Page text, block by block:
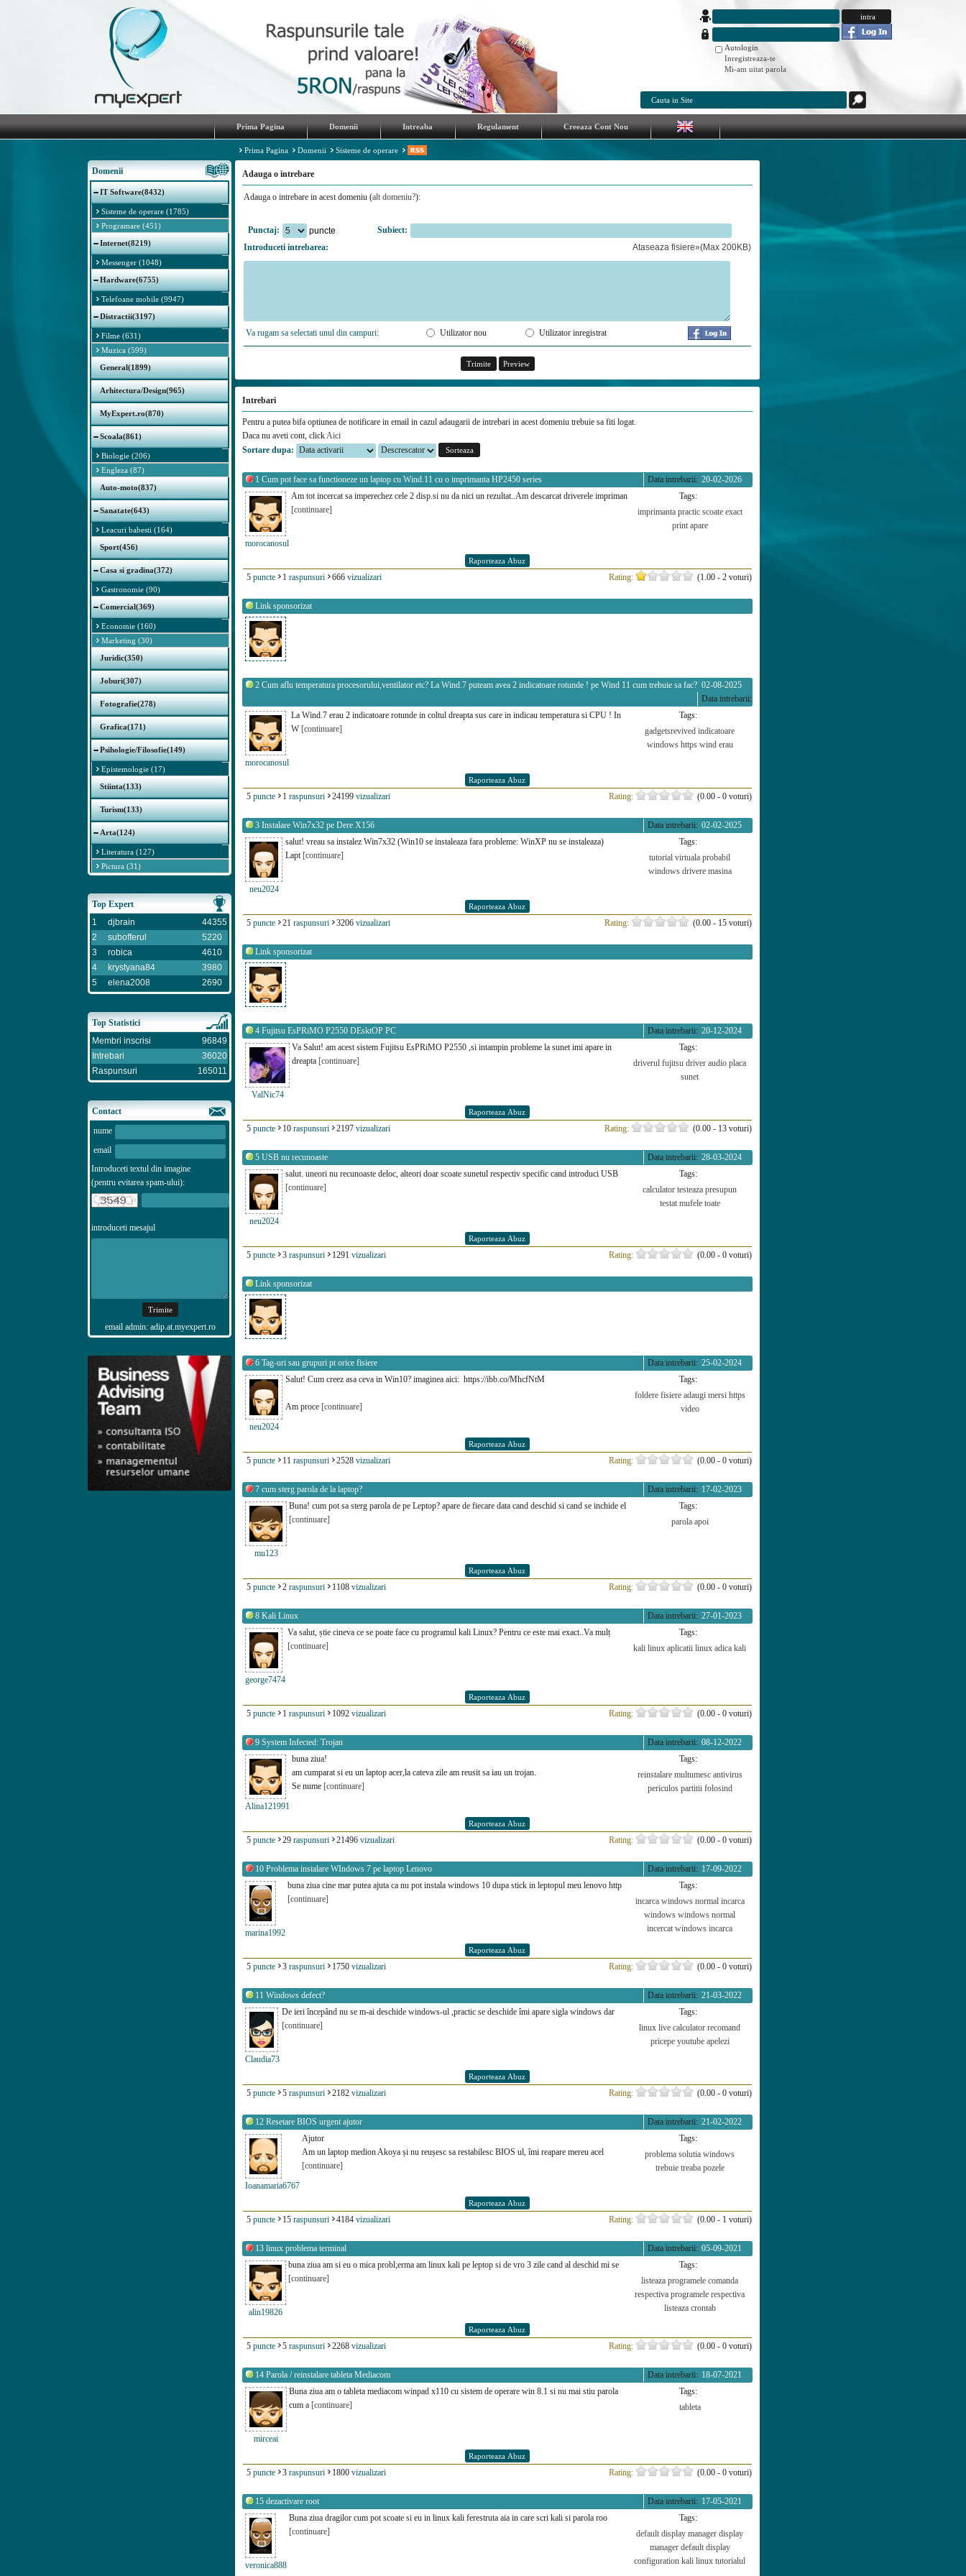
Autologin
Inregistreaza-te
Mi-am uitat parola
Prima Pagina Domenii Intreaba Regulament Creeaza Cont Nou
Domenii
IT Software(8432)
Sisteme de operare (1785)
Programare (451)
Internet(8219)
Messenger (1048)
Hardware(6755)
Telefoane mobile (9947)
Distractii(3197)
Filme (631)
Muzica (599)
General(1899)
Arhitectura/Design(965)
MyExpert.ro(870)
Scoala(861)
Biologie (206)
Engleza (87)
Auto-moto(837)
Sanatate(643)
Leacuri babesti (164)
Sport(456)
Casa si gradina(372)
Gastronomie (90)
Comercial(369)
Economie (160)
Marketing (30)
Juridic(350)
Joburi(307)
Fotografie(278)
Grafica(171)
Psihologie/Filosofie(149)
Epistemologie (17)
Stiinta(133)
Turism(133)
Arta(124)
Literatura (127)
Pictura (31)
Top Expert
1
djbrain
44355
2
subofferul
5220
3
robica
4610
4
krystyana84
3980
5
elena2008 2690
Top Statistici
Membri inscrisi
96849
Intrebari
36020
Raspunsuri
165011
Contact
nume
email
Introduceti textul din imagine
(pentru evitarea spam-ului):
introduceti mesajul
email admin: adip.at.myexpert.ro
Prima Pagina Domenii Sisteme de operare
Adauga o intrebare
Adauga o intrebare in acest domeniu (alt domeniu?):
Punctaj: puncte
Subiect:
Introduceti intrebarea:
Ataseaza fisiere»(Max 200KB)
Va rugam sa selectati unul din campuri: Utilizator nou Utilizator inregistrat
Intrebari
Pentru a putea bifa optiunea de notificare in email in cazul adaugarii de intrebari in acest domeniu trebuie sa fiti logat.
Daca nu aveti cont, clickAici
Sortare dupa:
1 Cum pot face sa functioneze un laptop cu Wind.11 cu o imprimanta HP2450 series 20-02-2026
Data intrebarii:
morocanosul
Am tot incercat sa imperechez cele 2 disp.si nu da nici un rezultat..Am descarcat driverele impriman
[continuare]
Tags:
imprimanta practic scoate exact
print apare
5 puncte 1 raspunsuri 666 vizualizari (1.00 - 2 voturi)
Rating:
Link sponsorizat
2 Cum aflu temperatura procesorului,ventilator etc? La Wind.7 puteam avea 2 indicatoare rotunde ! pe Wind 11 cum trebuie sa fac? 02-08-2025
Data intrebarii:
morocanosul
La Wind.7 erau 2 indicatoare rotunde in coltul dreapta sus care in indicau temperatura si CPU ! In
W [continuare]
Tags:
gadgetsrevived indicatoare
windows https wind erau
5 puncte 1 raspunsuri 24199 vizualizari (0.00 - 0 voturi)
Rating:
3 Instalare Win7x32 pe Dere X156 02-02-2025
Data intrebarii:
neu2024
salut! vreau sa instalez Win7x32 (Win10 se instaleaza fara probleme: WinXP nu se instaleaza)
Lapt [continuare]
Tags:
tutorial virtuala probabil
windows drivere masina
5 puncte 21 raspunsuri 3206 vizualizari (0.00 - 15 voturi)
Rating:
Link sponsorizat
4 Fujitsu EsPRiMO P2550 DEsktOP PC 20-12-2024
Data intrebarii:
ValNic74
Va Salut! am acest sistem Fujitsu EsPRiMO P2550 ,si intampin probleme la sunet imi apare in
dreapta [continuare]
Tags:
driverul fujitsu driver audio placa
sunet
5 puncte 10 raspunsuri 2197 vizualizari (0.00 - 13 voturi)
Rating:
5 USB nu recunoaste 28-03-2024
Data intrebarii:
neu2024
salut. uneori nu recunoaste deloc, alteori doar scoate sunetul respectiv specific cand introduci USB
[continuare]
Tags:
calculator testeaza presupun
testat mufele toate
5 puncte 3 raspunsuri 1291 vizualizari (0.00 - 0 voturi)
Rating:
Link sponsorizat
6 Tag-uri sau grupuri pt orice fisiere 25-02-2024
Data intrebarii:
neu2024
Salut! Cum creez asa ceva in Win10? imaginea aici: https://ibb.co/MhcfNtM
Am proce [continuare]
Tags:
foldere fisiere adaugi mersi https
video
5 puncte 11 raspunsuri 2528 vizualizari (0.00 - 0 voturi)
Rating:
7 cum sterg parola de la laptop? 17-02-2023
Data intrebarii:
mu123
Buna! cum pot sa sterg parola de pe Leptop? apare de fiecare data cand deschid si cand se inchide el
[continuare]
Tags:
parola apoi
5 puncte 2 raspunsuri 1108 vizualizari (0.00 - 0 voturi)
Rating:
8 Kali Linux 27-01-2023
Data intrebarii:
george7474
Va salut, știe cineva ce se poate face cu programul kali Linux? Pentru ce este mai exact..Va mulț
[continuare]
Tags:
kali linux aplicatii linux adica kali
5 puncte 1 raspunsuri 1092 vizualizari (0.00 - 0 voturi)
Rating:
9 System Infected: Trojan 08-12-2022
Data intrebarii:
Alina121991
buna ziua!
am cumparat si eu un laptop acer,la cateva zile am reusit sa iau un trojan.
Se nume [continuare]
Tags:
reinstalare multumesc antivirus
periculos partitii folosind
5 puncte 29 raspunsuri 21496 vizualizari (0.00 - 0 voturi)
Rating:
10 Problema instalare WIndows 7 pe laptop Lenovo 17-09-2022
Data intrebarii:
marina1992
buna ziua cine mar putea ajuta ca nu pot instala windows 10 dupa stick in leptopul meu lenovo http
[continuare]
Tags:
incarca windows normal incarca
windows windows normal
incercat windows incarca
5 puncte 3 raspunsuri 1750 vizualizari (0.00 - 0 voturi)
Rating:
11 Windows defect? 21-03-2022
Data intrebarii:
Claudia73
De ieri începând nu se m-ai deschide windows-ul ,practic se deschide îmi apare sigla windows dar
[continuare]
Tags:
linux live calculator recomand
pricepe youtube apelezi
5 puncte 5 raspunsuri 2182 vizualizari (0.00 - 0 voturi)
Rating:
12 Resetare BIOS urgent ajutor 21-02-2022
Data intrebarii:
Ioanamaria6767
Ajutor
Am un laptop medion Akoya și nu reușesc sa restabilesc BIOS ul, îmi reapare mereu acel
[continuare]
Tags:
problema solutia windows
trebuie treaba pozele
5 puncte 15 raspunsuri 4184 vizualizari (0.00 - 1 voturi)
Rating:
13 linux problema terminal 05-09-2021
Data intrebarii:
alin19826
buna ziua am si eu o mica probl;erma am linux kali pe leptop si de vro 3 zile cand al deschid mi se
[continuare]
Tags:
listeaza programele comanda
respectiva programele respectiva
listeaza crontab
5 puncte 5 raspunsuri 2268 vizualizari (0.00 - 0 voturi)
Rating:
14 Parola / reinstalare tableta Mediacom 18-07-2021
Data intrebarii:
mirceai
Buna ziua am o tableta mediacom winpad x110 cu sistem de operare win 8.1 si nu mai stiu parola
cum a [continuare]
Tags:
tableta
5 puncte 3 raspunsuri 1800 vizualizari (0.00 - 0 voturi)
Rating:
15 dezactivare root 17-05-2021
Data intrebarii:
veronica888
Buna ziua dragilor cum pot scoate si eu in linux kali ferestruta aia in care scri kali si parola roo
[continuare]
Tags:
default display manager display
manager default display
configuration kali linux tutorialul